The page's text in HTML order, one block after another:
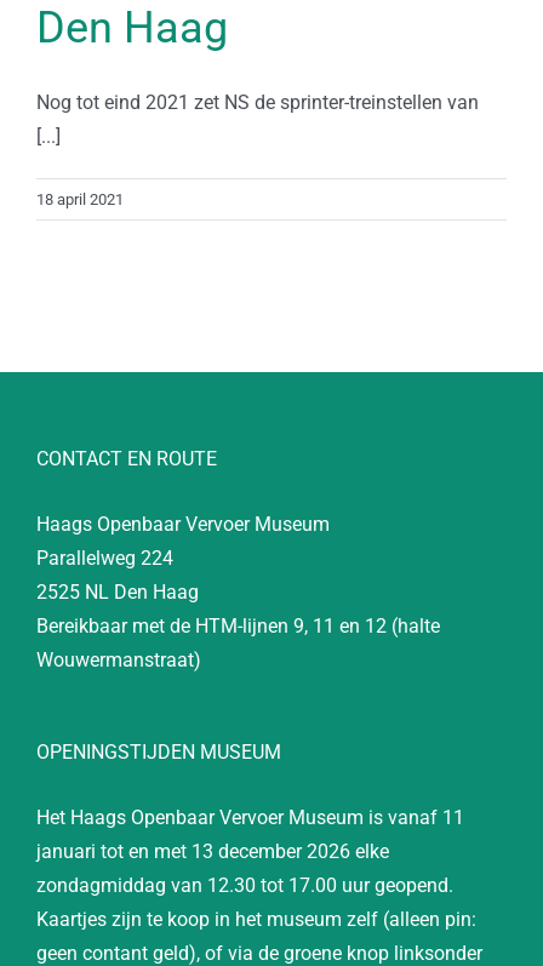
Den Haag
Nog tot eind 2021 zet NS de sprinter-treinstellen van
[...]
18 april 2021
CONTACT EN ROUTE
Haags Openbaar Vervoer Museum
Parallelweg 224
2525 NL Den Haag
Bereikbaar met de HTM-lijnen 9, 11 en 12 (halte
Wouwermanstraat)
OPENINGSTIJDEN MUSEUM
Het Haags Openbaar Vervoer Museum is vanaf 11
januari tot en met 13 december 2026 elke
zondagmiddag van 12.30 tot 17.00 uur geopend.
Kaartjes zijn te koop in het museum zelf (alleen pin:
geen contant geld), of via de groene knop linksonder